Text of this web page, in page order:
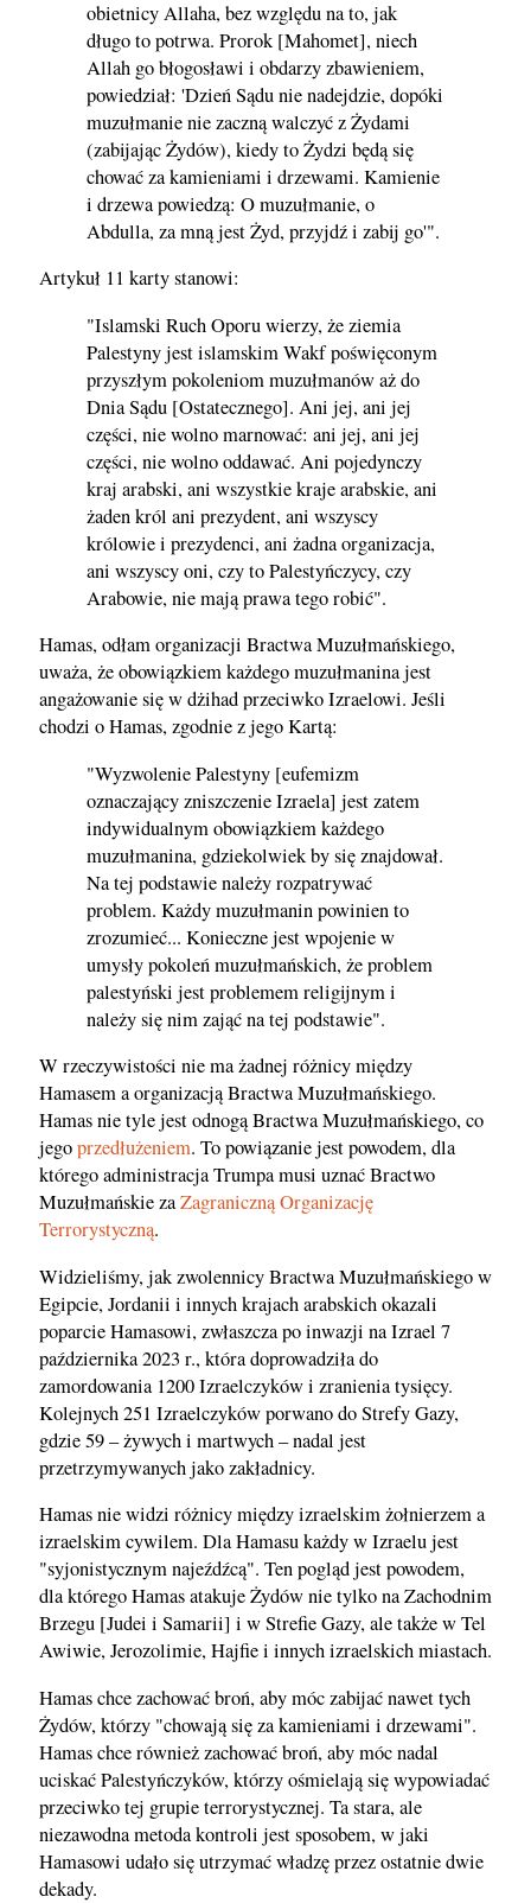
obietnicy Allaha, bez względu na to, jak
długo to potrwa. Prorok [Mahomet], niech
Allah go błogosławi i obdarzy zbawieniem,
powiedział: 'Dzień Sądu nie nadejdzie, dopóki
muzułmanie nie zaczną walczyć z Żydami
(zabijając Żydów), kiedy to Żydzi będą się
chować za kamieniami i drzewami. Kamienie
i drzewa powiedzą: O muzułmanie, o
Abdulla, za mną jest Żyd, przyjdź i zabij go'".
Artykuł 11 karty stanowi:
"Islamski Ruch Oporu wierzy, że ziemia
Palestyny jest islamskim Wakf poświęconym
przyszłym pokoleniom muzułmanów aż do
Dnia Sądu [Ostatecznego]. Ani jej, ani jej
części, nie wolno marnować: ani jej, ani jej
części, nie wolno oddawać. Ani pojedynczy
kraj arabski, ani wszystkie kraje arabskie, ani
żaden król ani prezydent, ani wszyscy
królowie i prezydenci, ani żadna organizacja,
ani wszyscy oni, czy to Palestyńczycy, czy
Arabowie, nie mają prawa tego robić".
Hamas, odłam organizacji Bractwa Muzułmańskiego,
uważa, że obowiązkiem każdego muzułmanina jest
angażowanie się w dżihad przeciwko Izraelowi. Jeśli
chodzi o Hamas, zgodnie z jego Kartą:
"Wyzwolenie Palestyny [eufemizm
oznaczający zniszczenie Izraela] jest zatem
indywidualnym obowiązkiem każdego
muzułmanina, gdziekolwiek by się znajdował.
Na tej podstawie należy rozpatrywać
problem. Każdy muzułmanin powinien to
zrozumieć... Konieczne jest wpojenie w
umysły pokoleń muzułmańskich, że problem
palestyński jest problemem religijnym i
należy się nim zająć na tej podstawie".
W rzeczywistości nie ma żadnej różnicy między
Hamasem a organizacją Bractwa Muzułmańskiego.
Hamas nie tyle jest odnogą Bractwa Muzułmańskiego, co
jegoprzedłużeniem. To powiązanie jest powodem, dla
którego administracja Trumpa musi uznać Bractwo
Muzułmańskie zaZagraniczną Organizację
Terrorystyczną.
Widzieliśmy, jak zwolennicy Bractwa Muzułmańskiego w
Egipcie, Jordanii i innych krajach arabskich okazali
poparcie Hamasowi, zwłaszcza po inwazji na Izrael 7
października 2023 r., która doprowadziła do
zamordowania 1200 Izraelczyków i zranienia tysięcy.
Kolejnych 251 Izraelczyków porwano do Strefy Gazy,
gdzie 59 – żywych i martwych – nadal jest
przetrzymywanych jako zakładnicy.
Hamas nie widzi różnicy między izraelskim żołnierzem a
izraelskim cywilem. Dla Hamasu każdy w Izraelu jest
"syjonistycznym najeźdźcą". Ten pogląd jest powodem,
dla którego Hamas atakuje Żydów nie tylko na Zachodnim
Brzegu [Judei i Samarii] i w Strefie Gazy, ale także w Tel
Awiwie, Jerozolimie, Hajfie i innych izraelskich miastach.
Hamas chce zachować broń, aby móc zabijać nawet tych
Żydów, którzy "chowają się za kamieniami i drzewami".
Hamas chce również zachować broń, aby móc nadal
uciskać Palestyńczyków, którzy ośmielają się wypowiadać
przeciwko tej grupie terrorystycznej. Ta stara, ale
niezawodna metoda kontroli jest sposobem, w jaki
Hamasowi udało się utrzymać władzę przez ostatnie dwie
dekady.